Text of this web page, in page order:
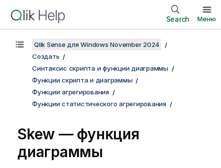
Search Меню
Qlik Sense для Windows November 2024
Создать
Синтаксис скрипта и функции диаграммы
Функции скрипта и диаграммы
Функции агрегирования
Функции статистического агрегирования
Skew — функция
диаграммы